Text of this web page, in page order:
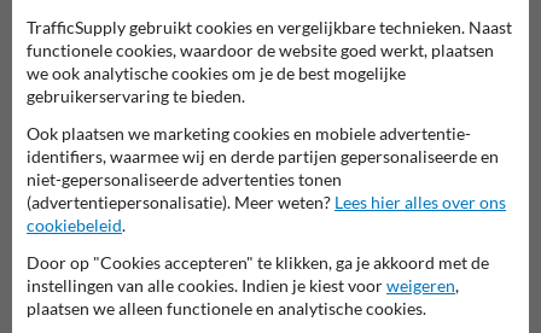
Symbooltegel 300×300mm– massief en slijtvast, geschikt voor
buitengebruik
Eigen ontwerp mogelijk –upload tekst, logo of symbool tot
300 × 300 mm
Anti-slip laag –
Speciaal voor toepassing in de openbare ruimte
(SRT 55+)
Vries- en vorstbestendig – blijft intact bij vorst, sneeuw of regen
Waarom deze symbooltegel?
buitenruimte. De bewuste materiaalkeuze zorgt voor duurzaamheid
én uitstraling. Dankzij jouw ontwerp wordt het tegelvlak een
persoonlijke signatuur op een robuuste basis.
TrafficSupply gebruikt cookies en vergelijkbare technieken. Naast
functionele cookies, waardoor de website goed werkt, plaatsen
we ook analytische cookies om je de best mogelijke
gebruikerservaring te bieden.
Ook plaatsen we marketing cookies en mobiele advertentie-
identifiers, waarmee wij en derde partijen gepersonaliseerde en
niet-gepersonaliseerde advertenties tonen
(advertentiepersonalisatie). Meer weten? Lees hier alles over ons
cookiebeleid.
Door op "Cookies accepteren" te klikken, ga je akkoord met de
instellingen van alle cookies. Indien je kiest voorweigeren,
plaatsen we alleen functionele en analytische cookies.